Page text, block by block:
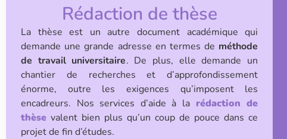
Rédaction de thèse
La thèse est un autre document académique qui
demande une grande adresse en termes de méthode
de travail universitaire. De plus, elle demande un
chantier de recherches et d’approfondissement
énorme, outre les exigences qu’imposent les
encadreurs. Nos services d’aide à la rédaction de
thèse valent bien plus qu’un coup de pouce dans ce
projet de fin d’études.